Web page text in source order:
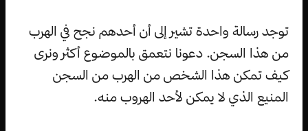
توجد رسالة واحدة تشير إلى أن أحدهم نجح في الهرب
من هذا السجن. دعونا نتعمق بالموضوع أكثر ونرى
كيف تمكن هذا الشخص من الهرب من السجن
المنيع الذي لا يمكن لأحد الهروب منه.